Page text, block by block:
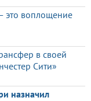
это воплощение
в своей
Сити»
назначил